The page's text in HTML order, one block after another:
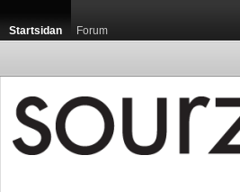
Startsidan Forum